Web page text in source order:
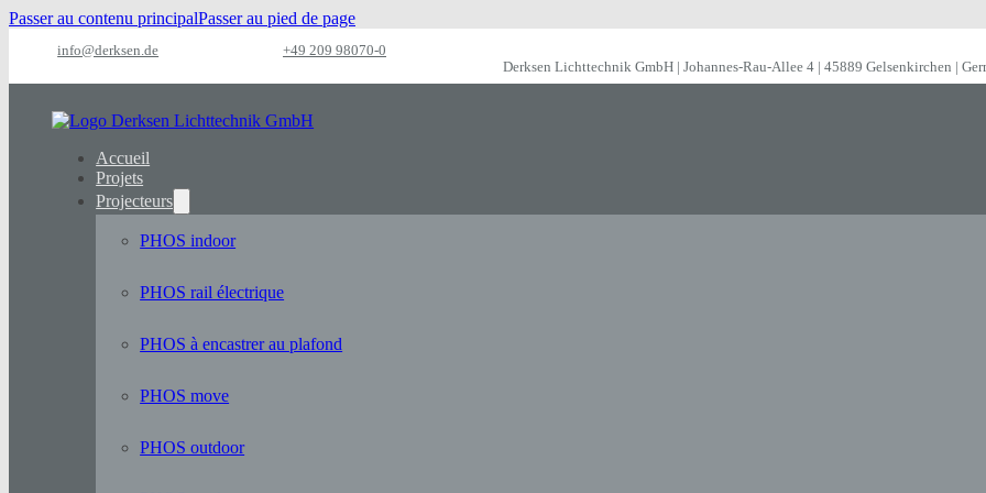
Passer au contenu principalPasser au pied de page
info@derksen.de
+49 209 98070-0
Derksen Lichttechnik GmbH | Johannes-Rau-Allee 4 | 45889 Gelsenkirchen |
Accueil
Projets
Projecteurs
PHOS indoor
PHOS rail électrique
PHOS à encastrer au plafond
PHOS move
PHOS outdoor